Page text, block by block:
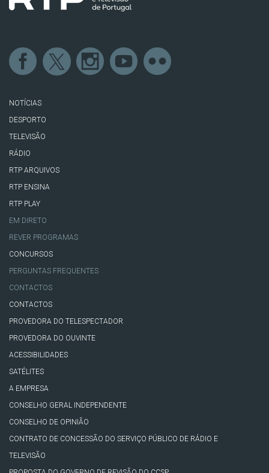
NOTÍCIAS
DESPORTO
TELEVISÃO
RÁDIO
RTP ARQUIVOS
RTP ENSINA
RTP PLAY
EM DIRETO
REVER PROGRAMAS
CONCURSOS
PERGUNTAS FREQUENTES
CONTACTOS
CONTACTOS
PROVEDORA DO TELESPECTADOR
PROVEDORA DO OUVINTE
ACESSIBILIDADES
SATÉLITES
A EMPRESA
CONSELHO GERAL INDEPENDENTE
CONSELHO DE OPINIÃO
CONTRATO DE CONCESSÃO DO SERVIÇO PÚBLICO DE RÁDIO E
TELEVISÃO